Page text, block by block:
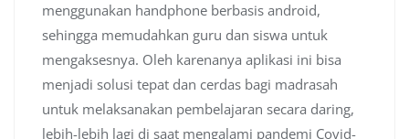
menggunakan handphone berbasis android,
sehingga memudahkan guru dan siswa untuk
mengaksesnya. Oleh karenanya aplikasi ini bisa
menjadi solusi tepat dan cerdas bagi madrasah
untuk melaksanakan pembelajaran secara daring,
lebih-lebih lagi di saat mengalami pandemi Covid-